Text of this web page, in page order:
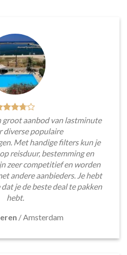
groot aanbod van lastminute
diverse populaire
Met handige filters kun je
reisduur, bestemming en
zeer competitief en worden
andere aanbieders. Je hebt
je de beste deal te pakken
hebt.
/Amsterdam